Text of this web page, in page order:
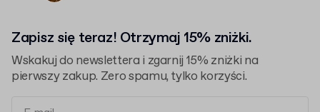
Zapisz się teraz! Otrzymaj 15% zniżki.
Wskakuj do newslettera i zgarnij 15% zniżki na
pierwszy zakup. Zero spamu, tylko korzyści.